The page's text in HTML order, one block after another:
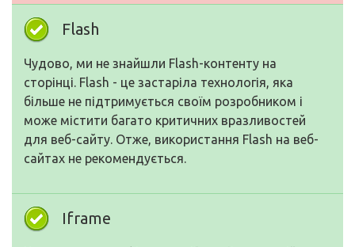
Flash
Чудово, ми не знайшли Flash-контенту на
сторінці. Flash - це застаріла технологія, яка
більше не підтримується своїм розробником і
може містити багато критичних вразливостей
для веб-сайту. Отже, використання Flash на веб-
сайтах не рекомендується.
Iframe